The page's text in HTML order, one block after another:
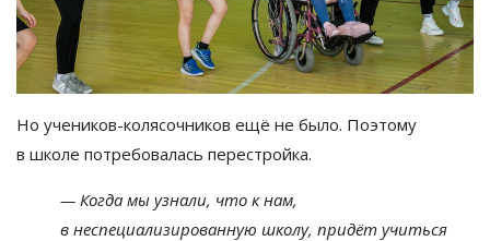
Но учеников-колясочников ещё не было. Поэтому
в школе потребовалась перестройка.
— Когда мы узнали, что к нам,
в неспециализированную школу, придёт учиться